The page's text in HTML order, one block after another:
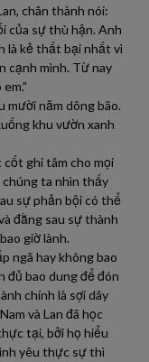
chân thành nói:
của sự thù hận. Anh
là kẻ thất bại nhất vì
cạnh mình. Từ nay
mười năm dông bão.
khu vườn xanh
cốt ghi tâm cho mọi
chúng ta nhìn thấy
sự phản bội có thể
đằng sau sự thành
giờ lành.
ngã hay không bao
đủ bao dung để đón
chính là sợi dây
và Lan đã học
tại, bởi họ hiểu
yêu thực sự thì